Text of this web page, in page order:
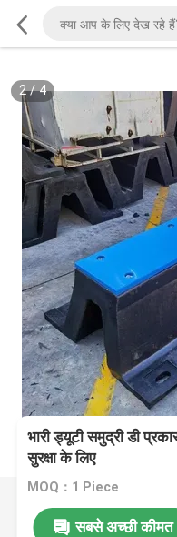
2/4
भारी ड्यूटी समुद्री डी
सुरक्षा के लिए
MOQ：1 Piece
सबसे अच्छी कीमत